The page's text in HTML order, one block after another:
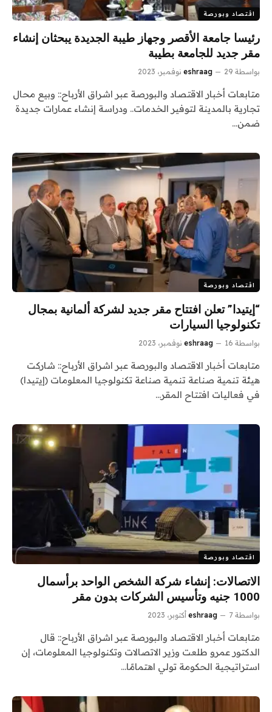
اقتصاد وبورصة
رئيسا جامعة الأقصر وجهاز طيبة الجديدة يبحثان إنشاء
مقر جديد للجامعة بطيبة
بواسطة eshraag 29 نوفمبر، 2023
متابعات أخبار الاقتصاد والبورصة عبر اشراق الأرباح:: وبيع محال
تجارية بالمدينة لتوفير الخدمات.. ودراسة إنشاء عمارات جديدة
ضمن…
اقتصاد وبورصة
“إيتيدا” تعلن افتتاح مقر جديد لشركة ألمانية بمجال
تكنولوجيا السيارات
بواسطة eshraag 16 نوفمبر، 2023
متابعات أخبار الاقتصاد والبورصة عبر اشراق الأرباح:: شاركت
هيئة تنمية صناعة تنمية صناعة تكنولوجيا المعلومات (إيتيدا)
في فعاليات افتتاح المقر…
اقتصاد وبورصة
الاتصالات: إنشاء شركة الشخص الواحد برأسمال
1000 جنيه وتأسيس الشركات بدون مقر
بواسطة eshraag 7 أكتوبر، 2023
متابعات أخبار الاقتصاد والبورصة عبر اشراق الأرباح:: قال
الدكتور عمرو طلعت وزير الاتصالات وتكنولوجيا المعلومات، إن
استراتيجية الحكومة تولي اهتمامًا…